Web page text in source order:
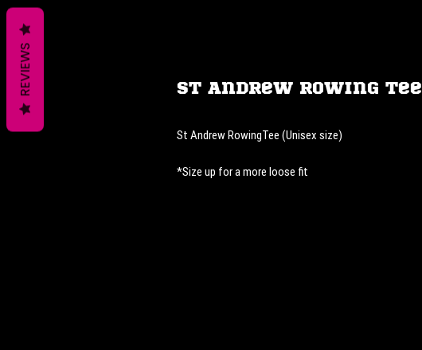
St Andrew Rowing Tee
St Andrew RowingTee (Unisex size)
*Size up for a more loose fit
REVIEWS